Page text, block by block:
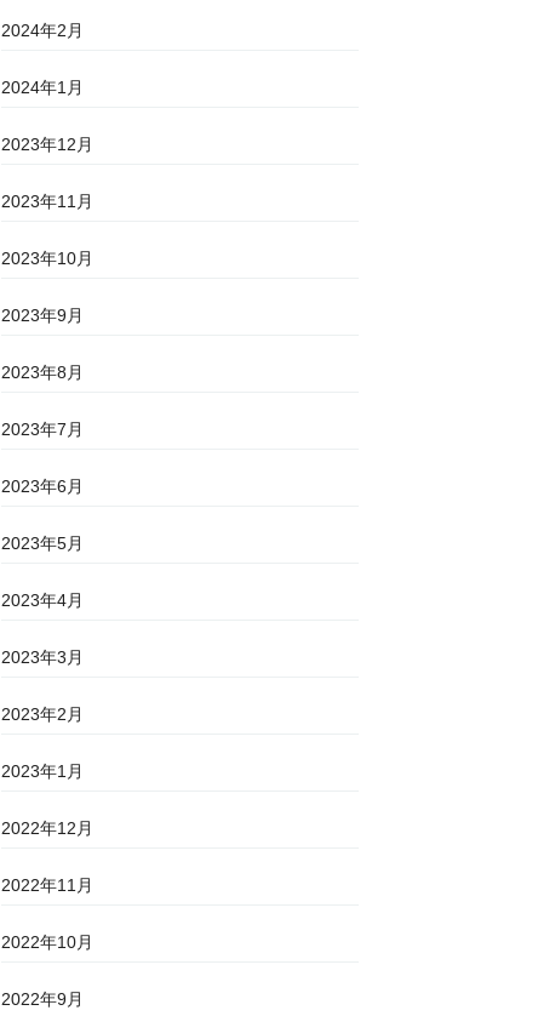
2024年2月
2024年1月
2023年12月
2023年11月
2023年10月
2023年9月
2023年8月
2023年7月
2023年6月
2023年5月
2023年4月
2023年3月
2023年2月
2023年1月
2022年12月
2022年11月
2022年10月
2022年9月